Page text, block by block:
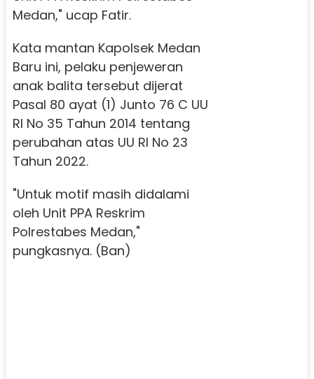
Medan," ucap Fatir.
Kata mantan Kapolsek Medan
Baru ini, pelaku penjeweran
anak balita tersebut dijerat
Pasal 80 ayat (1) Junto 76 C UU
RI No 35 Tahun 2014 tentang
perubahan atas UU RI No 23
Tahun 2022.
"Untuk motif masih didalami
oleh Unit PPA Reskrim
Polrestabes Medan,"
pungkasnya. (Ban)